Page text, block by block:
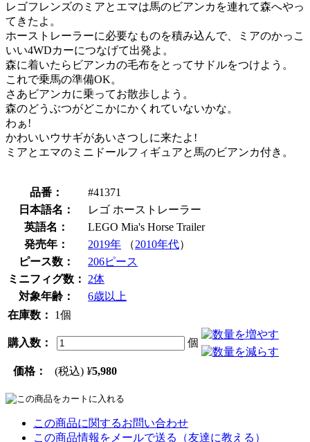
レゴフレンズのミアとエマは馬のビアンカを連れて森へやっ
てきたよ。
ホーストレーラーに必要なものを積み込んで、ミアのかっこ
いい4WDカーにつなげて出発よ。
森に着いたらビアンカの毛布をとってサドルをつけよう。
これで乗馬の準備OK。
さあビアンカに乗ってお散歩しよう。
森のどうぶつがどこかにかくれていないかな。
わぁ!
かわいいウサギがあいさつしに来たよ!
ミアとエマのミニドールフィギュアと馬のビアンカ付き。
品番：
#41371
日本語名：
レゴ ホーストレーラー
英語名：
LEGO Mia's Horse Trailer
発売年：
2019年 （2010年代）
ピース数：
206ピース
ミニフィグ数：
2体
対象年齢：
6歳以上
在庫数：
1個
購入数： 個
価格： (税込) ¥5,980
この商品に関するお問い合わせ
この商品情報をメールで送る（友達に教える）